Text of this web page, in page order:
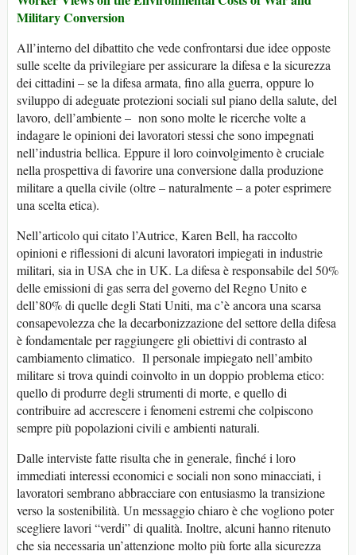
Military Conversion
All’interno del dibattito che vede confrontarsi due idee opposte
sulle scelte da privilegiare per assicurare la difesa e la sicurezza
dei cittadini – se la difesa armata, fino alla guerra, oppure lo
sviluppo di adeguate protezioni sociali sul piano della salute, del
lavoro, dell’ambiente – non sono molte le ricerche volte a
indagare le opinioni dei lavoratori stessi che sono impegnati
nell’industria bellica. Eppure il loro coinvolgimento è cruciale
nella prospettiva di favorire una conversione dalla produzione
militare a quella civile (oltre – naturalmente – a poter esprimere
una scelta etica).
Nell’articolo qui citato l’Autrice, Karen Bell, ha raccolto
opinioni e riflessioni di alcuni lavoratori impiegati in industrie
militari, sia in USA che in UK. La difesa è responsabile del 50%
delle emissioni di gas serra del governo del Regno Unito e
dell’80% di quelle degli Stati Uniti, ma c’è ancora una scarsa
consapevolezza che la decarbonizzazione del settore della difesa
è fondamentale per raggiungere gli obiettivi di contrasto al
cambiamento climatico. Il personale impiegato nell’ambito
militare si trova quindi coinvolto in un doppio problema etico:
quello di produrre degli strumenti di morte, e quello di
contribuire ad accrescere i fenomeni estremi che colpiscono
sempre più popolazioni civili e ambienti naturali.
Dalle interviste fatte risulta che in generale, finché i loro
immediati interessi economici e sociali non sono minacciati, i
lavoratori sembrano abbracciare con entusiasmo la transizione
verso la sostenibilità. Un messaggio chiaro è che vogliono poter
scegliere lavori “verdi” di qualità. Inoltre, alcuni hanno ritenuto
che sia necessaria un’attenzione molto più forte alla sicurezza